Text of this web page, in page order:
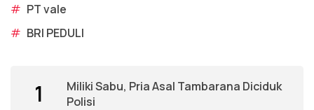
# PT vale
# BRI PEDULI
1
Miliki Sabu, Pria Asal Tambarana Diciduk
Polisi